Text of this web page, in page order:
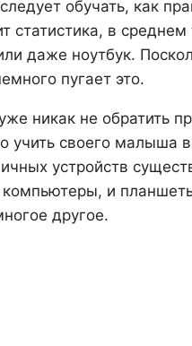
обучать, как
в среднем
даже ноутбук.
пугает это.
никак не обратить
учить своего малыша
устройств
и
другое.